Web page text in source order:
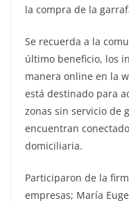
la compra de la
Se recuerda a la
último beneficio, los
manera online en la
está destinado para
zonas sin servicio de
encuentran
domiciliaria.
Participaron de la
empresas; María